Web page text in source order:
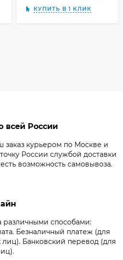
КУПИТЬ В 1 КЛИК
всей России
заказ курьером по Москве и
России службой доставки
возможность самовывоза.
различными способами:
Безналичный платеж (для
Банковский перевод (для